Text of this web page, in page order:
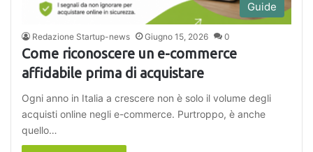
Guide
Redazione Startup-news Giugno 15, 2026 0
Come riconoscere un e-commerce
affidabile prima di acquistare
Ogni anno in Italia a crescere non è solo il volume degli
acquisti online negli e-commerce. Purtroppo, è anche
quello…